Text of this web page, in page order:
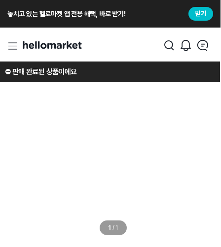
놓치고 있는 헬로마켓 앱 전용 해택, 바로 받기! 받기
1 / 1
⛔️ 판매 완료된 상품이에요